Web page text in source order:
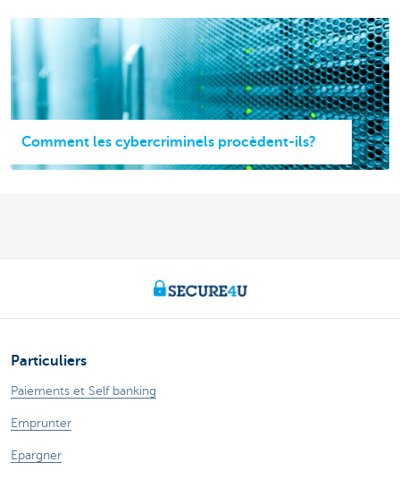
Comment les cybercriminels procèdent-ils?
Particuliers
Paiements et Self banking
Emprunter
Epargner